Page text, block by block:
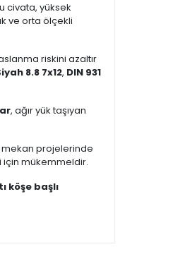
civata, yüksek
ve orta ölçekli
riskini azaltır
8.8 7x12, DIN 931
, ağır yük taşıyan
mekan projelerinde
için mükemmeldir.
köşe başlı